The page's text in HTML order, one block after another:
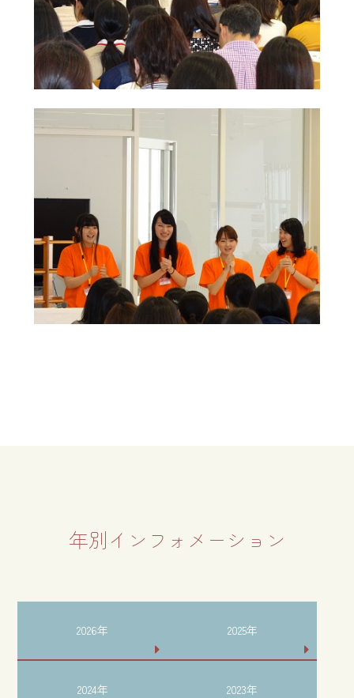
年別インフォメーション
2026年 2025年
2024年 2023年